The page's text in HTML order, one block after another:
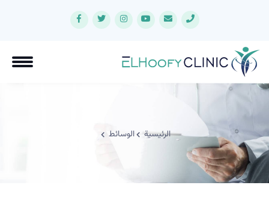
الرئيسية الوسائط